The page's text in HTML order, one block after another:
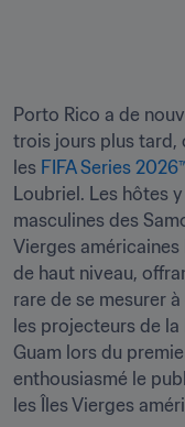
Porto Rico a de
trois jours plus tard,
les FIFA Series
Loubriel. Les hôtes
masculines des
Vierges
de haut niveau,
rare de se mesurer
les projecteurs de
Guam lors du
enthousiasmé le
les Îles Vierges